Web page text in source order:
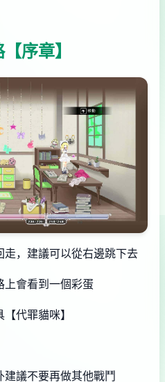
序章】
，建議可以從右邊跳下去
上會看到一個彩蛋
代罪貓咪】
議不要再做其他戰鬥